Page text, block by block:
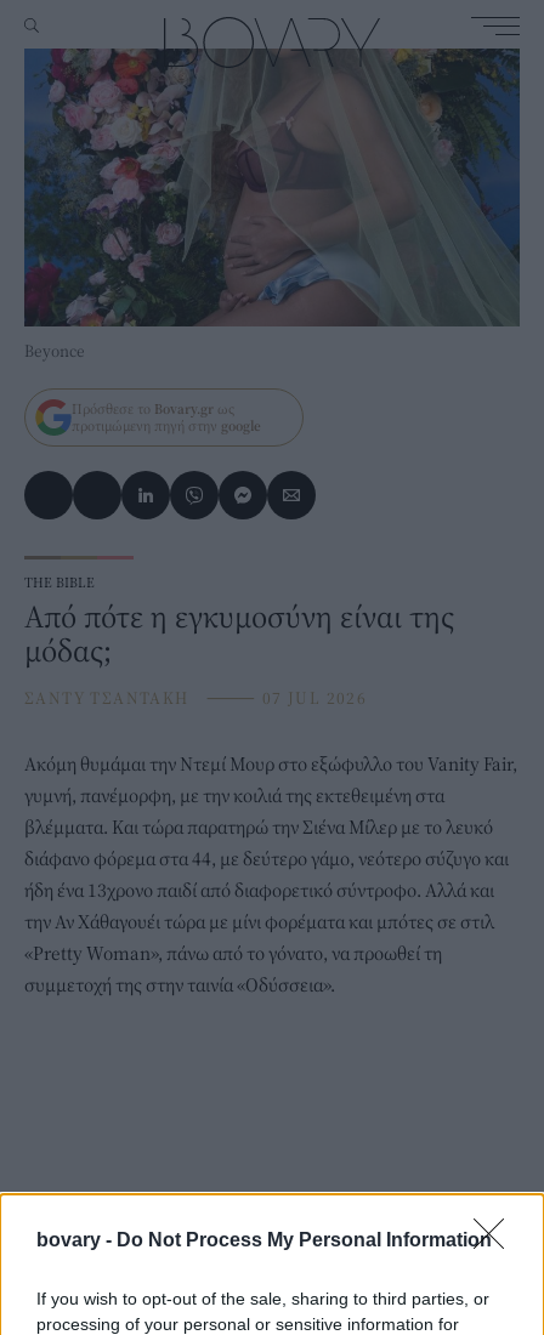
bovary - Do Not Process My Personal Information
If you wish to opt-out of the sale, sharing to third parties, or
processing of your personal or sensitive information for
Beyonce
Πρόσθεσε το Bovary.gr ως
προτιμώμενη πηγή στην google
THE BIBLE
Από πότε η εγκυμοσύνη είναι της
μόδας;
ΣΑΝΤΥ ΤΣΑΝΤΑΚΗ ⸻ 07 JUL 2026
Ακόμη θυμάμαι την Ντεμί Μουρ στο εξώφυλλο του Vanity Fair,
γυμνή, πανέμορφη, με την κοιλιά της εκτεθειμένη στα
βλέμματα. Και τώρα παρατηρώ την Σιένα Μίλερ με το λευκό
διάφανο φόρεμα στα 44, με δεύτερο γάμο, νεότερο σύζυγο και
ήδη ένα 13χρονο παιδί από διαφορετικό σύντροφο. Αλλά και
την Αν Χάθαγουέι τώρα με μίνι φορέματα και μπότες σε στιλ
«Pretty Woman», πάνω από το γόνατο, να προωθεί τη
συμμετοχή της στην ταινία «Οδύσσεια».